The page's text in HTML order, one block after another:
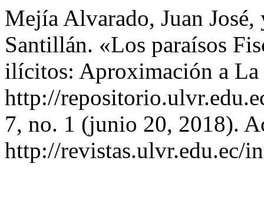
Mejía Alvarado, Juan
Santillán. «Los paraísos
ilícitos: Aproximación a
http://
7, no. 1 (junio 20, 2018).
http://revistas.ulvr.edu.ec/